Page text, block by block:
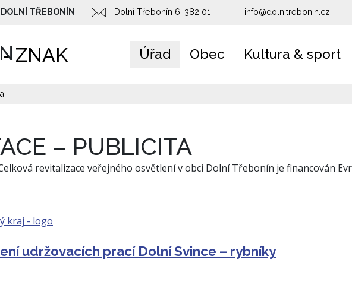
DOLNÍ TŘEBONÍN Dolní Třebonín 6, 382 01 info@dolnitrebonin.cz
Úřad Obec Kultura & sport
– PUBLICITA
udržovacích prací Dolní Svince – rybníky